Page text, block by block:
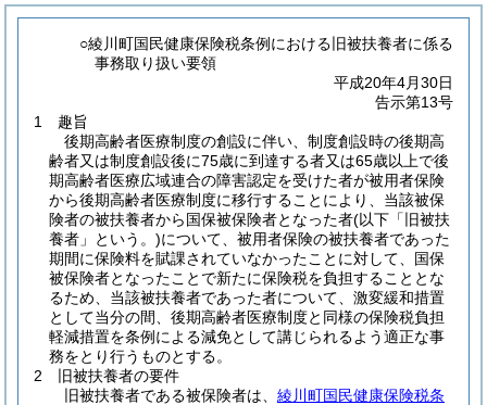
○綾川町国民健康保険税条例における旧被扶養者に係る
事務取り扱い要領
平成20年4月30日
告示第13号
1 趣旨
後期高齢者医療制度の創設に伴い、制度創設時の後期高
齢者又は制度創設後に75歳に到達する者又は65歳以上で後
期高齢者医療広域連合の障害認定を受けた者が被用者保険
から後期高齢者医療制度に移行することにより、当該被保
険者の被扶養者から国保被保険者となった者(以下「旧被扶
養者」という。)について、被用者保険の被扶養者であった
期間に保険料を賦課されていなかったことに対して、国保
被保険者となったことで新たに保険税を負担することとな
るため、当該被扶養者であった者について、激変緩和措置
として当分の間、後期高齢者医療制度と同様の保険税負担
軽減措置を条例による減免として講じられるよう適正な事
務をとり行うものとする。
2 旧被扶養者の要件
旧被扶養者である被保険者は、 綾川町国民健康保険税条